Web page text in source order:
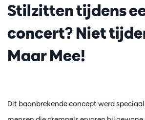
Stilzitten tijdens
concert? Niet
Maar Mee!
Dit baanbrekende concept werd